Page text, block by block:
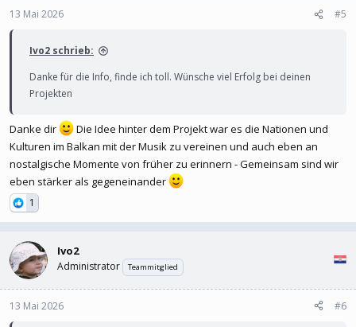
13 Mai 2026 #5
Ivo2 schrieb:
Danke für die Info, finde ich toll. Wünsche viel Erfolg bei deinen
Projekten
Danke dir
Die Idee hinter dem Projekt war es die Nationen und
Kulturen im Balkan mit der Musik zu vereinen und auch eben an
nostalgische Momente von früher zu erinnern - Gemeinsam sind wir
eben stärker als gegeneinander
1
Ivo2
Administrator Teammitglied
13 Mai 2026 #6